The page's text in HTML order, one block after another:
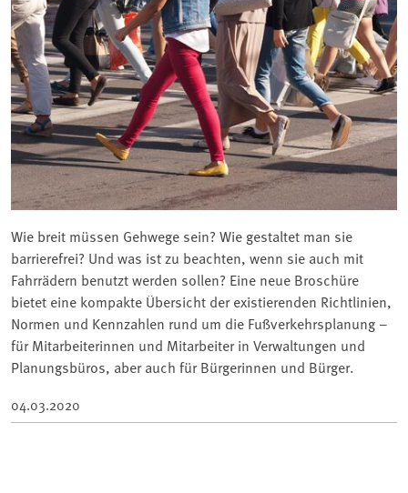
Wie breit müssen Gehwege sein? Wie gestaltet man sie
barrierefrei? Und was ist zu beachten, wenn sie auch mit
Fahrrädern benutzt werden sollen? Eine neue Broschüre
bietet eine kompakte Übersicht der existierenden Richtlinien,
Normen und Kennzahlen rund um die Fußverkehrsplanung –
für Mitarbeiterinnen und Mitarbeiter in Verwaltungen und
Planungsbüros, aber auch für Bürgerinnen und Bürger.
04.03.2020